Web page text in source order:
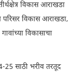
विकास आराखडा
परिसर विकास आराखडा,
विकासाचा
25 साठी भरीव तरतूद